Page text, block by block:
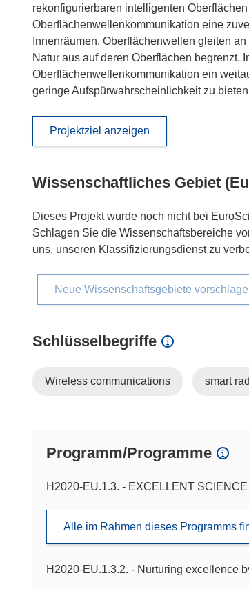
rekonfigurierbaren intelligenten
Oberflächenwellenkommunikation eine
Innenräumen. Oberflächenwellen gleiten
Natur aus auf deren Oberflächen begrenzt.
Oberflächenwellenkommunikation ein
geringe Aufspürwahrscheinlichkeit zu
Projektziel anzeigen
Wissenschaftliches Gebiet
Dieses Projekt wurde noch nicht bei
Schlagen Sie die Wissenschaftsbereiche
uns, unseren Klassifizierungsdienst zu
Neue Wissenschaftsgebiete
Schlüsselbegriffe
Wireless communications smart
Programm/Programme
H2020-EU.1.3. - EXCELLENT
Alle im Rahmen dieses Programms
H2020-EU.1.3.2. - Nurturing excellence